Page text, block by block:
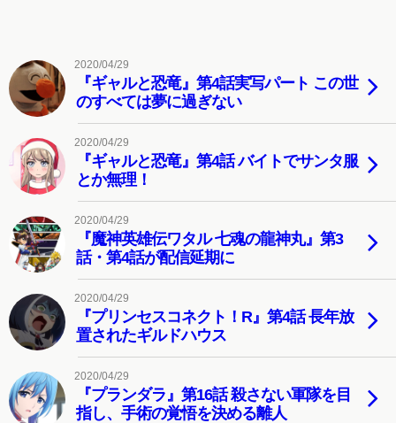
2020/04/29
『ギャルと恐竜』第4話実写パート この世
のすべては夢に過ぎない
2020/04/29
『ギャルと恐竜』第4話 バイトでサンタ服
とか無理！
2020/04/29
『魔神英雄伝ワタル 七魂の龍神丸』第3
話・第4話が配信延期に
2020/04/29
『プリンセスコネクト！R』第4話 長年放
置されたギルドハウス
2020/04/29
『プランダラ』第16話 殺さない軍隊を目
指し、手術の覚悟を決める離人